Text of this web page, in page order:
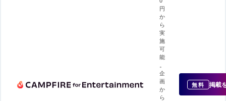
円
か
ら
実
施
可
能
。
企
画
か
ら
無料 掲載